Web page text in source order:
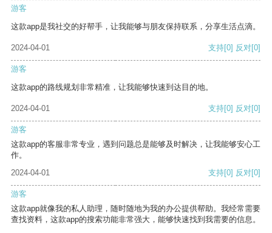
游客
这款app是我社交的好帮手，让我能够与朋友保持联系，分享生活点滴。
2024-04-01 支持[0] 反对[0]
游客
这款app的路线规划非常精准，让我能够快速到达目的地。
2024-04-01 支持[0] 反对[0]
游客
这款app的客服非常专业，遇到问题总是能够及时解决，让我能够安心工
作。
2024-04-01
支持[0] 反对[0]
游客
这款app就像我的私人助理，随时随地为我的办公提供帮助。我经常需要
查找资料，这款app的搜索功能非常强大，能够快速找到我需要的信息。